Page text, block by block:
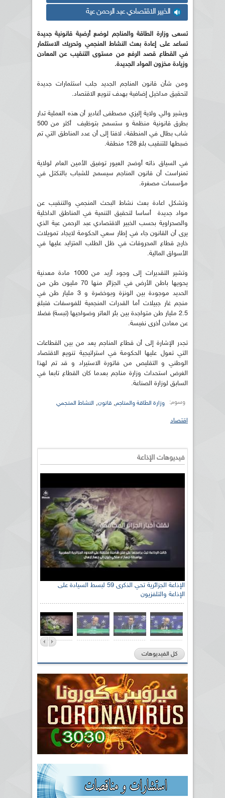
الخبير الاقتصادي عبد الرحمن عية
تسعى وزارة الطاقة والمناجم لوضع أرضية قانونية جديدة
تساعد على إعادة بعث النشاط المنجمي وتحريك الاستثمار
في القطاع قصد الرفع من مستوى التنقيب عن المعادن
وزيادة مخزون المواد الجديدة.
ومن شأن قانون المناجم الجديد جلب استثمارات جديدة
لتحقيق مداخيل إضافية بهدف تنويع الاقتصاد.
ويشير والي ولاية إليزي مصطفى أغادير أن هذه العملية تدار
بطرق قانونية منظمة و ستسمح بتوظيف أكثر من 500
شاب بطال في المنطقة، لافتا إلى أن عدد المناطق التي تم
ضبطها للتنقيب بلغ 128 منطقة.
في السياق ذاته أوضح العيور توفيق الأمين العام لولاية
تمنراست أن قانون المناجم سيسمح للشباب بالتكتل في
مؤسسات مصغرة.
وتشكل اعادة بعث نشاط البحث المنجمي والتنقيب عن
مواد جديدة أساسا لتحقيق التنمية في المناطق الداخلية
والصحراوية بحسب الخبير الاقتصادي عبد الرحمن عية الذي
يرى أن القانون جاء في إطار سعي الحكومة لايجاد تمويلات
خارج قطاع المحروقات في ظل الطلب المتزايد عليها في
الأسواق المالية.
وتشير التقديرات إلى وجود أزيد من 1000 مادة معدنية
يحويها باطن الأرض في الجزائر منها 70 مليون طن من
الحديد موجودة بين الونزة وبوخضرة و 3 مليار طن في
منجم غار جبيلات أما القدرات المنجمية للفوسفات فتبلغ
2.5 مليار طن متواجدة بين بئر العاتر وضواحيها (تبسة) فضلا
عن معادن أخرى نفيسة.
تجدر الإشارة إلى أن قطاع المناجم يعد من بين القطاعات
التي تعول عليها الحكومة في استراتيجية تنويع الاقتصاد
الوطني و التقليص من فاتورة الاستيراد و قد تم لهذا
الغرض استحداث وزارة مناجم بعدما كان القطاع تابعا في
السابق لوزارة الصناعة.
وسوم: وزارة الطاقة والمناجم, قانون, النشاط المنجمي
اقتصاد
فيديوهات الإذاعة
الإذاعة الجزائرية تحي الذكرى 59 لبسط السيادة على
الإذاعة والتلفزيون
كل الفيديوهات